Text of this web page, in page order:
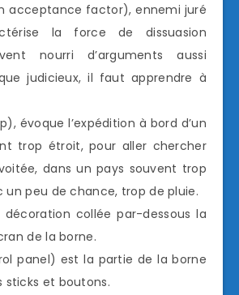
acceptance factor), ennemi juré
la force de dissuasion
nourri d’arguments aussi
judicieux, il faut apprendre à
évoque l’expédition à bord d’un
trop étroit, pour aller chercher
dans un pays souvent trop
un peu de chance, trop de pluie.
décoration collée par-dessous la
de la borne.
panel) est la partie de la borne
et boutons.